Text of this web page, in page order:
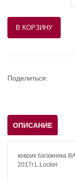
Поделиться:
ОПИСАНИЕ
коврик багажника
2017г.L.Locker